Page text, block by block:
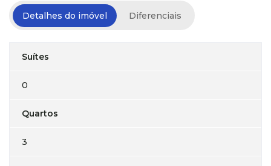
Detalhes do imóvel Diferenciais
Suítes
0
Quartos
3